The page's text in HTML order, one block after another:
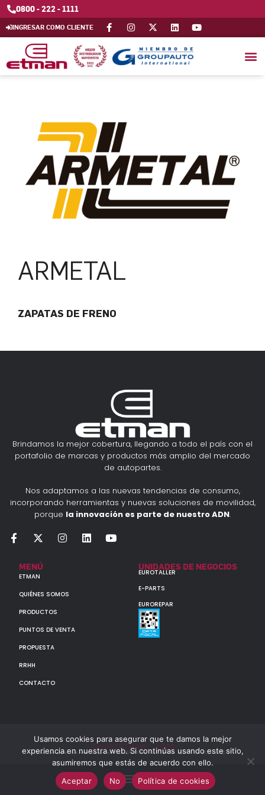
0800 - 222 - 1111
INGRESAR COMO CLIENTE
ARMETAL
ZAPATAS DE FRENO
Brindamos la mejor cobertura, llegando a todo el país con el
portafolio de marcas y productos más amplio del mercado
de autopartes.
Nos adaptamos a las nuevas tendencias de consumo,
incorporando herramientas y nuevas soluciones de movilidad,
porque la innovación es parte de nuestro ADN.
MENÚ
ETMAN
QUIÉNES SOMOS
PRODUCTOS
PUNTOS DE VENTA
PROPUESTA
RRHH
CONTACTO
UNIDADES DE NEGOCIOS
EUROTALLER
E-PARTS
EUROREPAR
GRUPO ETMAN : : 2026
Todos los derechos reservados a MULTIORIGINAL PARTS S.A. (CUIT: 30-60142852-7)
Usamos cookies para asegurar que te damos la mejor
experiencia en nuestra web. Si continúas usando este sitio,
asumiremos que estás de acuerdo con ello.
Aceptar
No Política de cookies